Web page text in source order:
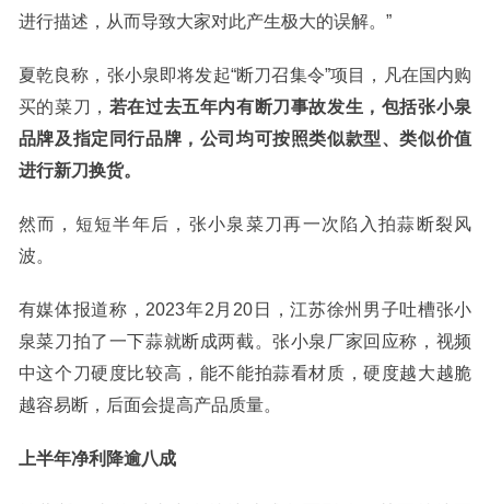
进行描述，从而导致大家对此产生极大的误解。”
夏乾良称，张小泉即将发起“断刀召集令”项目，凡在国内购
买的菜刀， 若在过去五年内有断刀事故发生，包括张小泉
品牌及指定同行品牌，公司均可按照类似款型、类似价值
进行新刀换货。
然而，短短半年后，张小泉菜刀再一次陷入拍蒜断裂风
波。
有媒体报道称，2023年2月20日，江苏徐州男子吐槽张小
泉菜刀拍了一下蒜就断成两截。张小泉厂家回应称，视频
中这个刀硬度比较高，能不能拍蒜看材质，硬度越大越脆
越容易断，后面会提高产品质量。
上半年净利降逾八成